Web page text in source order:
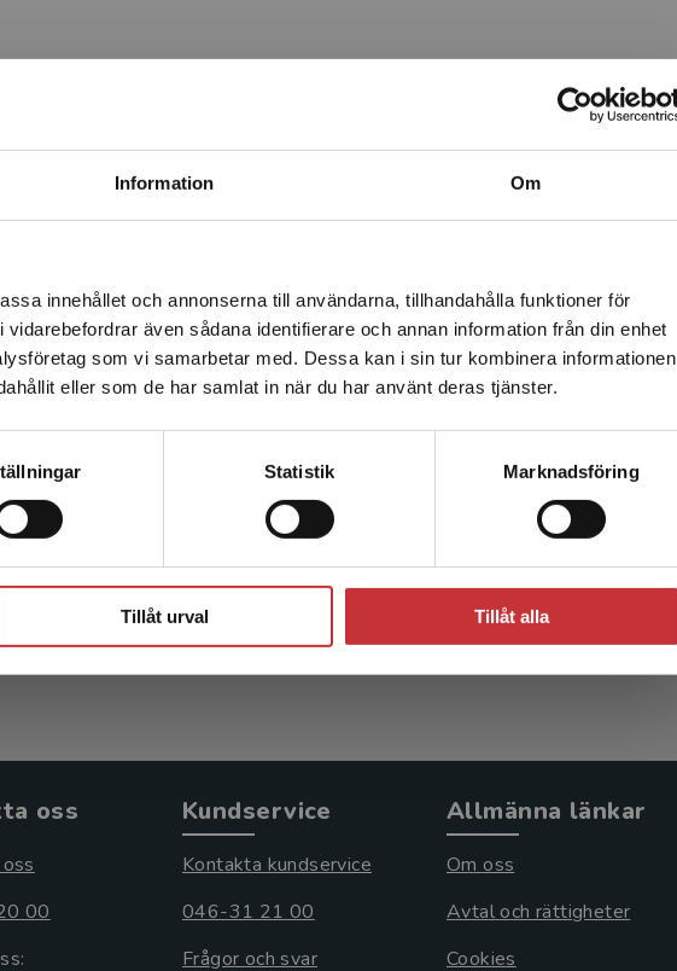
Information Om
innehållet och annonserna till användarna, tillhandahålla funktioner för
även sådana identifierare och annan information från din enhet
som vi samarbetar med. Dessa kan i sin tur kombinera informationen
eller som de har samlat in när du har använt deras tjänster.
Statistik Marknadsföring
Tillåt urval Tillåt alla
fraktregion
som att du besöker studentlitteratur.se via en
Sverige. Vi erbjuder inte leveranser utanför
att kunna slutföra ett köp måste
vara i Sverige.Läs mer
Produkter
relationer
241 kr
Exkl. moms: 227 kr
oss
00
Kundservice
Kontakta kundservice
046-31 21 00
Frågor och svar
Allmänna länkar
Om oss
Avtal och rättigheter
Cookies